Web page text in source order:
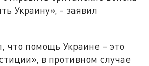
Украину», - заявил
что помощь Украине – это
в противном случае